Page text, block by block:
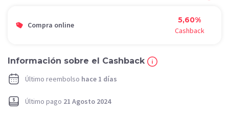
Compra online
5,60%
Cashback
Información sobre el Cashback
Último reembolso hace 1 días
Último pago 21 Agosto 2024